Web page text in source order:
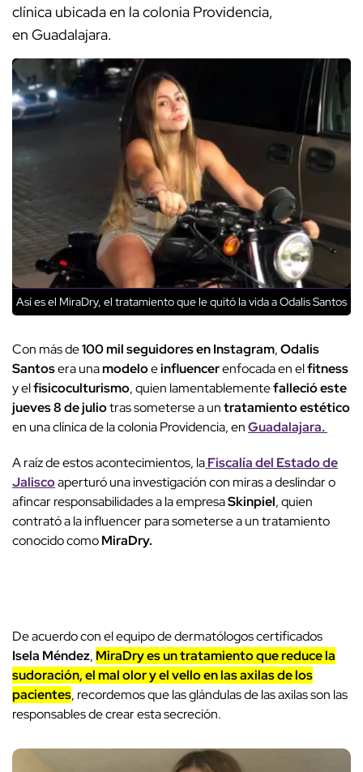
clínica ubicada en la colonia Providencia,
en Guadalajara.
Así es el MiraDry, el tratamiento que le quitó la vida a Odalis Santos
Con más de100 mil seguidores en Instagram,Odalis
Santosera unamodeloeinfluencerenfocada en elfitness
y elfisicoculturismo, quien lamentablementefalleció este
jueves 8 de juliotras someterse a untratamiento estético
en una clínica de la colonia Providencia, enGuadalajara.
A raíz de estos acontecimientos, laFiscalía del Estado de
Jaliscoaperturó una investigación con miras a deslindar o
afincar responsabilidades a la empresaSkinpiel, quien
contrató a la influencer para someterse a un tratamiento
conocido comoMiraDry.
De acuerdo con el equipo de dermatólogos certificados
Isela Méndez, MiraDry es un tratamiento que reduce la
sudoración, el mal olor y el vello en las axilas de los
pacientes, recordemos que las glándulas de las axilas son las
responsables de crear esta secreción.